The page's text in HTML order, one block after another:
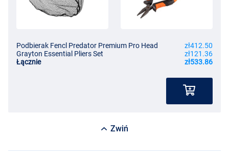
Podbierak Fencl Predator Premium Pro Head
zł412.50
Grayton Essential Pliers Set
zł121.36
Łącznie
zł533.86
Zwiń